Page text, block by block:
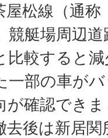
屋松線（通
競艇場周辺
比較すると
一部の車が
が確認でき
去後は新居